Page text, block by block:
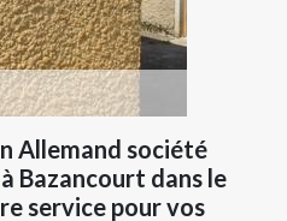
Allemand société
Bazancourt dans le
service pour vos